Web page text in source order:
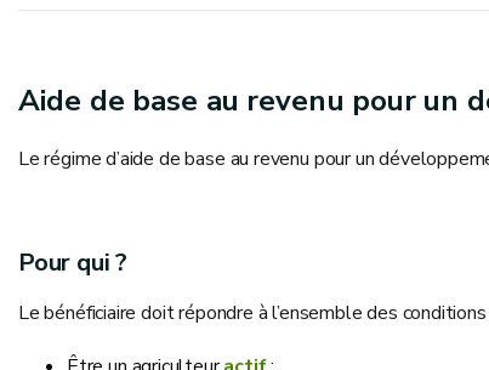
Aide de base au revenu pour un
Le régime d’aide de base au revenu pour un
Pour qui ?
Le bénéficiaire doit répondre à l’ensemble des